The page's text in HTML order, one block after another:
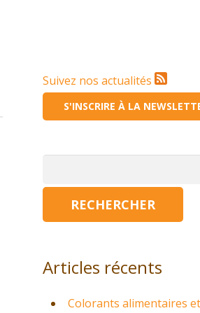
Suivez nos actualités
S'INSCRIRE À LA
Articles récents
Colorants alimentaires